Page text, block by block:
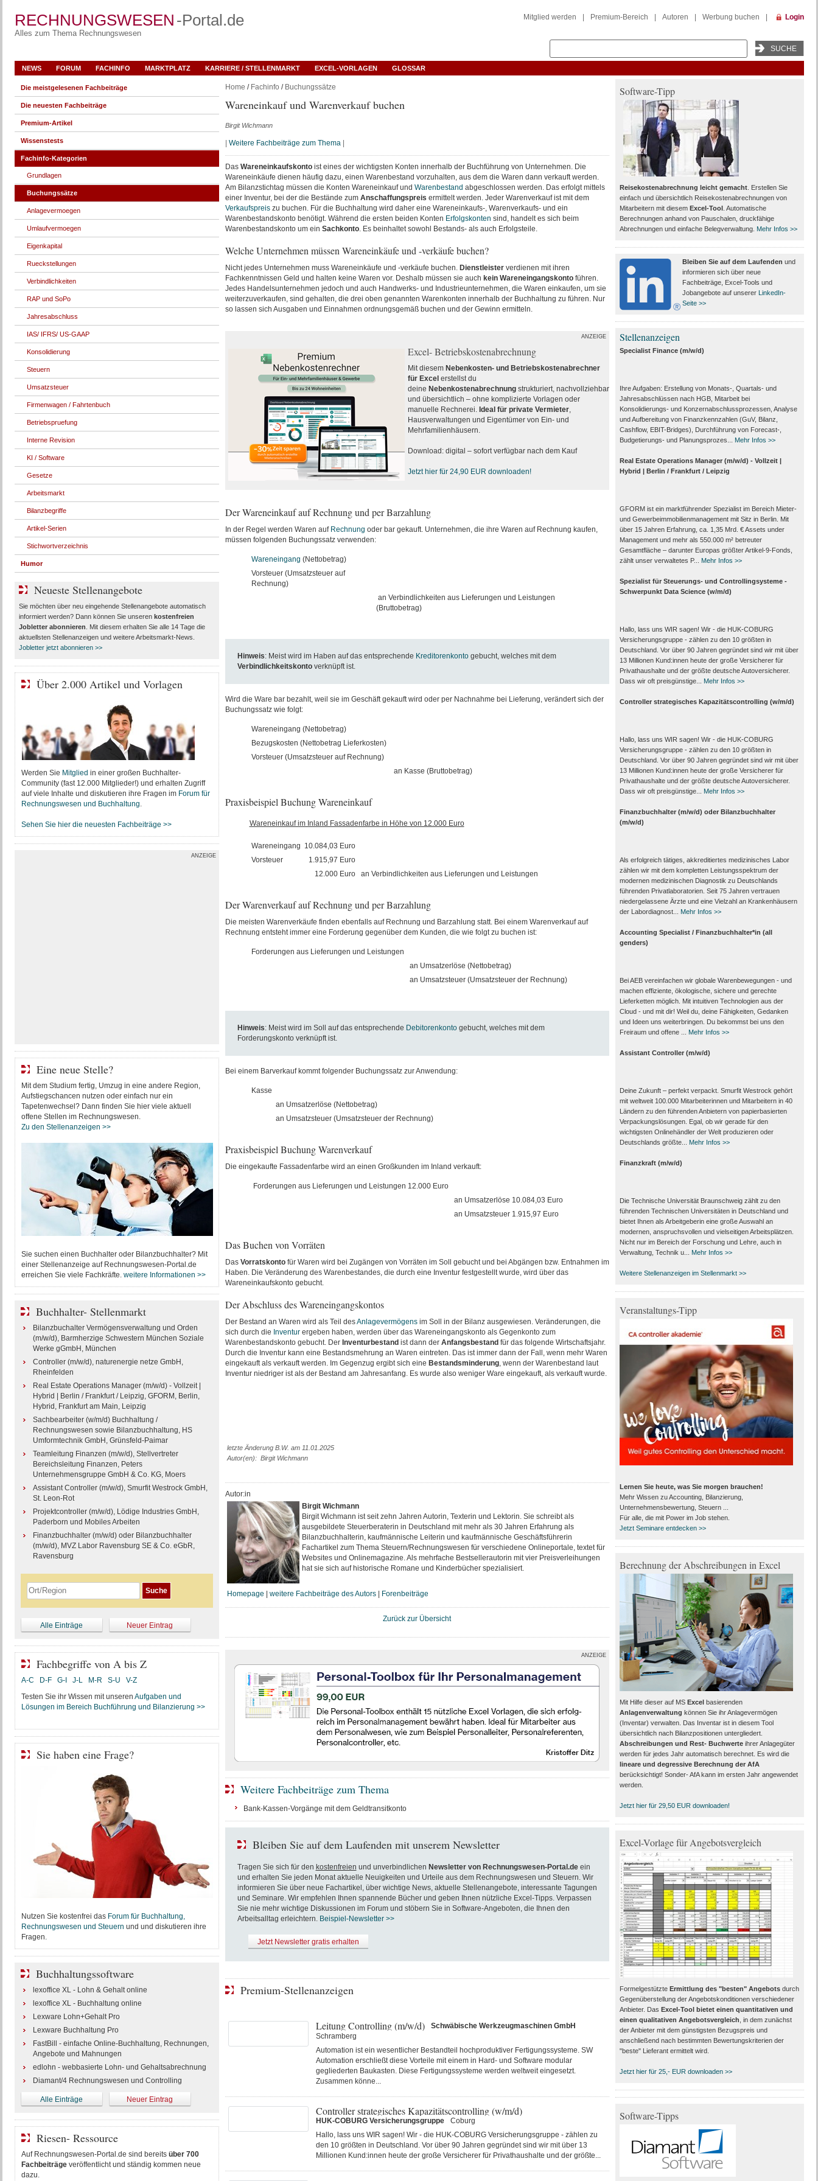
RECHNUNGSWESEN -Portal.de
Alles zum Thema Rechnungswesen
Mitglied werden Premium-Bereich Autoren Werbung buchen Login
NEWS FORUM FACHINFO MARKTPLATZ KARRIERE / STELLENMARKT EXCEL-VORLAGEN GLOSSAR
Home / Fachinfo / Buchungssätze
Wareneinkauf und Warenverkauf buchen
Birgit Wichmann
Weitere Fachbeiträge zum Thema
Das Wareneinkaufskontoist eines der wichtigsten Konten innerhalb der Buchführung von Unternehmen. Die
Wareneinkäufe dienen häufig dazu, einen Warenbestand vorzuhalten, aus dem die Waren dann verkauft werden.
Am Bilanzstichtag müssen die Konten Wareneinkauf und Warenbestand abgeschlossen werden. Das erfolgt mittels
einer Inventur, bei der die Bestände zum Anschaffungspreis ermittelt werden. Jeder Warenverkauf ist mit dem
Verkaufspreiszu buchen. Für die Buchhaltung wird daher eine Wareneinkaufs-, Warenverkaufs- und ein
Warenbestandskonto benötigt. Während die ersten beiden Konten Erfolgskonten sind, handelt es sich beim
Warenbestandskonto um ein Sachkonto. Es beinhaltet sowohl Bestands- als auch Erfolgsteile.
Welche Unternehmen müssen Wareneinkäufe und -verkäufe buchen?
Nicht jedes Unternehmen muss Wareneinkäufe und -verkäufe buchen. Dienstleisterverdienen mit ihren
Fachkenntnissen Geld und halten keine Waren vor. Deshalb müssen sie auch kein Wareneingangskontoführen.
Jedes Handelsunternehmen jedoch und auch Handwerks- und Industrieunternehmen, die Waren einkaufen, um sie
weiterzuverkaufen, sind gehalten, die drei oben genannten Warenkonten innerhalb der Buchhaltung zu führen. Nur
so lassen sich Ausgaben und Einnahmen ordnungsgemäß buchen und der Gewinn ermitteln.
ANZEIGE
Excel- Betriebskostenabrechnung
Mit diesem Nebenkosten- und Betriebskostenabrechner
für Excel erstellst du
deine Nebenkostenabrechnungstrukturiert, nachvollziehbar
und übersichtlich – ohne komplizierte Vorlagen oder
manuelle Rechnerei. Ideal für private Vermieter,
Hausverwaltungen und Eigentümer von Ein- und
Mehrfamilienhäusern.
Download: digital – sofort verfügbar nach dem Kauf
Jetzt hier für 24,90 EUR downloaden!
Der Wareneinkauf auf Rechnung und per Barzahlung
In der Regel werden Waren auf Rechnung oder bar gekauft. Unternehmen, die ihre Waren auf Rechnung kaufen,
müssen folgenden Buchungssatz verwenden:
Wareneingang (Nettobetrag)
Vorsteuer (Umsatzsteuer auf
Rechnung)
an Verbindlichkeiten aus Lieferungen und Leistungen
(Bruttobetrag)
Hinweis: Meist wird im Haben auf das entsprechende Kreditorenkontogebucht, welches mit dem
Verbindlichkeitskontoverknüpft ist.
Wird die Ware bar bezahlt, weil sie im Geschäft gekauft wird oder per Nachnahme bei Lieferung, verändert sich der
Buchungssatz wie folgt:
Wareneingang (Nettobetrag)
Bezugskosten (Nettobetrag Lieferkosten)
Vorsteuer (Umsatzsteuer auf Rechnung)
an Kasse (Bruttobetrag)
Praxisbeispiel Buchung Wareneinkauf
Wareneinkauf im Inland Fassadenfarbe in Höhe von 12.000 Euro
Wareneingang 10.084,03 Euro
Vorsteuer
1.915,97 Euro
12.000 Euro
an Verbindlichkeiten aus Lieferungen und Leistungen
Der Warenverkauf auf Rechnung und per Barzahlung
Die meisten Warenverkäufe finden ebenfalls auf Rechnung und Barzahlung statt. Bei einem Warenverkauf auf
Rechnung entsteht immer eine Forderung gegenüber dem Kunden, die wie folgt zu buchen ist:
Forderungen aus Lieferungen und Leistungen
an Umsatzerlöse (Nettobetrag)
an Umsatzsteuer (Umsatzsteuer der Rechnung)
Hinweis: Meist wird im Soll auf das entsprechende Debitorenkontogebucht, welches mit dem
Forderungskonto verknüpft ist.
Bei einem Barverkauf kommt folgender Buchungssatz zur Anwendung:
Kasse
an Umsatzerlöse (Nettobetrag)
an Umsatzsteuer (Umsatzsteuer der Rechnung)
Praxisbeispiel Buchung Warenverkauf
Die eingekaufte Fassadenfarbe wird an einen Großkunden im Inland verkauft:
Forderungen aus Lieferungen und Leistungen 12.000 Euro
an Umsatzerlöse 10.084,03 Euro
an Umsatzsteuer 1.915,97 Euro
Das Buchen von Vorräten
Das Vorratskontofür Waren wird bei Zugängen von Vorräten im Soll gebucht und bei Abgängen bzw. Entnahmen im
Haben. Die Veränderung des Warenbestandes, die durch eine Inventur festgestellt wurde, wird über das
Wareneinkaufskonto gebucht.
Der Abschluss des Wareneingangskontos
Der Bestand an Waren wird als Teil desAnlagevermögensim Soll in der Bilanz ausgewiesen. Veränderungen, die
sich durch die Inventurergeben haben, werden über das Wareneingangskonto als Gegenkonto zum
Warenbestandskonto gebucht. Der Inventurbestand ist dann der Anfangsbestand für das folgende Wirtschaftsjahr.
Durch die Inventur kann eine Bestandsmehrung an Waren eintreten. Das ist immer dann der Fall, wenn mehr Waren
eingekauft als verkauft werden. Im Gegenzug ergibt sich eine Bestandsminderung, wenn der Warenbestand laut
Inventur niedriger ist als der Bestand am Jahresanfang. Es wurde also weniger Ware eingekauft, als verkauft wurde.
letzte Änderung B.W. am 11.01.2025
Autor(en): Birgit Wichmann
Autor:in
Birgit Wichmann
Birgit Wichmann ist seit zehn Jahren Autorin, Texterin und Lektorin. Sie schreibt als
ausgebildete Steuerberaterin in Deutschland mit mehr als 30 Jahren Erfahrung als
Bilanzbuchhalterin, kaufmännische Leiterin und kaufmännische Geschäftsführerin
Fachartikel zum Thema Steuern/Rechnungswesen für verschiedene Onlineportale, textet für
Websites und Onlinemagazine. Als mehrfache Bestsellerautorin mit vier Preisverleihungen
hat sie sich auf historische Romane und Kinderbücher spezialisiert.
Homepage weitere Fachbeiträge des Autors| Forenbeiträge
Zurück zur Übersicht
ANZEIGE
Weitere Fachbeiträge zum Thema
Bank-Kassen-Vorgänge mit dem Geldtransitkonto
Bleiben Sie auf dem Laufenden mit unserem Newsletter
Tragen Sie sich für den kostenfreien und unverbindlichen Newsletter von Rechnungswesen-Portal.deein
und erhalten Sie jeden Monat aktuelle Neuigkeiten und Urteile aus dem Rechnungswesen und Steuern. Wir
informieren Sie über neue Fachartikel, über wichtige News, aktuelle Stellenangebote, interessante Tagungen
und Seminare. Wir empfehlen Ihnen spannende Bücher und geben Ihnen nützliche Excel-Tipps. Verpassen
Sie nie mehr wichtige Diskussionen im Forum und stöbern Sie in Software-Angeboten, die Ihnen den
Arbeitsalltag erleichtern. Beispiel-Newsletter >>
Jetzt Newsletter gratis erhalten
Premium-Stellenanzeigen
Leitung Controlling (m/w/d)
Schwäbische Werkzeugmaschinen GmbH
Schramberg
Automation ist ein wesentlicher Bestandteil hochproduktiver Fertigungssysteme. SW
Automation erschließt diese Vorteile mit einem in Hard- und Software modular
gegliederten Baukasten. Diese Fertigungs­systeme werden weltweit eingesetzt.
Zusammen könne...
Controller strategisches Kapazitätscontrolling (w/m/d)
HUK-COBURG Versicherungsgruppe
Coburg
Hallo, lass uns WIR sagen! Wir - die HUK-COBURG Versicherungsgruppe - zählen zu
den 10 größten in Deutschland. Vor über 90 Jahren gegründet sind wir mit über 13
Millionen Kund:innen heute der große Versicherer für Privathaushalte und der größte...
Die meistgelesenen Fachbeiträge
Die neuesten Fachbeiträge
Premium-Artikel
Wissenstests
Fachinfo-Kategorien
Grundlagen
Buchungssätze
Anlagevermoegen
Umlaufvermoegen
Eigenkapital
Rueckstellungen
Verbindlichkeiten
RAP und SoPo
Jahresabschluss
IAS/ IFRS/ US-GAAP
Konsolidierung
Steuern
Umsatzsteuer
Firmenwagen / Fahrtenbuch
Betriebspruefung
Interne Revision
KI / Software
Gesetze
Arbeitsmarkt
Bilanzbegriffe
Artikel-Serien
Stichwortverzeichnis
Humor
Neueste Stellenangebote
Sie möchten über neu eingehende Stellenangebote automatisch
informiert werden? Dann können Sie unseren kostenfreien
Jobletter abonnieren . Mit diesem erhalten Sie alle 14 Tage die
aktuellsten Stellenanzeigen und weitere Arbeitsmarkt-News.
Jobletter jetzt abonnieren >>
Über 2.000 Artikel und Vorlagen
Werden Sie Mitglied in einer großen Buchhalter-
Community (fast 12.000 Mitglieder!) und erhalten Zugriff
auf viele Inhalte und diskutieren ihre Fragen im Forum für
Rechnungswesen und Buchhaltung.
Sehen Sie hier die neuesten Fachbeiträge >>
ANZEIGE
Eine neue Stelle?
Mit dem Studium fertig, Umzug in eine andere Region,
Aufstiegschancen nutzen oder einfach nur ein
Tapetenwechsel? Dann finden Sie hier viele aktuell
offene Stellen im Rechnungswesen.
Zu den Stellenanzeigen >>
Sie suchen einen Buchhalter oder Bilanzbuchhalter? Mit
einer Stellenanzeige auf Rechnungswesen-Portal.de
erreichen Sie viele Fachkräfte. weitere Informationen >>
Buchhalter- Stellenmarkt
Bilanzbuchalter Vermögensverwaltung und Orden
(m/w/d), Barmherzige Schwestern München Soziale
Werke gGmbH, München
Controller (m/w/d), naturenergie netze GmbH,
Rheinfelden
Real Estate Operations Manager (m/w/d) - Vollzeit |
Hybrid | Berlin / Frankfurt / Leipzig, GFORM, Berlin,
Hybrid, Frankfurt am Main, Leipzig
Sachbearbeiter (w/m/d) Buchhaltung /
Rechnungswesen sowie Bilanzbuchhaltung, HS
Umformtechnik GmbH, Grünsfeld-Paimar
Teamleitung Finanzen (m/w/d), Stellvertreter
Bereichsleitung Finanzen, Peters
Unternehmensgruppe GmbH & Co. KG, Moers
Assistant Controller (m/w/d), Smurfit Westrock GmbH,
St. Leon-Rot
Projektcontroller (m/w/d), Lödige Industries GmbH,
Paderborn und Mobiles Arbeiten
Finanzbuchhalter (m/w/d) oder Bilanzbuchhalter
(m/w/d), MVZ Labor Ravensburg SE & Co. eGbR,
Ravensburg
Alle Einträge Neuer Eintrag
Fachbegriffe von A bis Z
A-C D-F G-I J-L M-R S-U
V-Z
Testen Sie ihr Wissen mit unseren Aufgaben und
Lösungen im Bereich Buchführung und Bilanzierung >>
Sie haben eine Frage?
Nutzen Sie kostenfrei das Forum für Buchhaltung,
Rechnungswesen und Steuern und und diskutieren ihre
Fragen.
Buchhaltungssoftware
lexoffice XL - Lohn & Gehalt online
lexoffice XL - Buchhaltung online
Lexware Lohn+Gehalt Pro
Lexware Buchhaltung Pro
FastBill - einfache Online-Buchhaltung, Rechnungen,
Angebote und Mahnungen
edlohn - webbasierte Lohn- und Gehaltsabrechnung
Diamant/4 Rechnungswesen und Controlling
Alle Einträge Neuer Eintrag
Riesen- Ressource
Auf Rechnungswesen-Portal.de sind bereits über 700
Fachbeiträgeveröffentlicht und ständig kommen neue
dazu.
Software-Tipp
Reisekostenabrechnung leicht gemacht. Erstellen Sie
einfach und übersichtlich Reisekostenabrechnungen von
Mitarbeitern mit diesem Excel-Tool. Automatische
Berechnungen anhand von Pauschalen, druckfähige
Abrechnungen und einfache Belegverwaltung. Mehr Infos >>
Bleiben Sie auf dem Laufenden und
informieren sich über neue
Fachbeiträge, Excel-Tools und
Jobangebote auf unserer LinkedIn-
Seite >>
Stellenanzeigen
Specialist Finance (m/w/d)
Ihre Aufgaben: Erstellung von Monats‑, Quartals‑ und
Jahresabschlüssen nach HGB, Mitarbeit bei
Konsolidierungs‑ und Konzernabschlussprozessen, Analyse
und Aufbereitung von Finanzkennzahlen (GuV, Bilanz,
Cashflow, EBIT-Bridges), Durchführung von Forecast‑,
Budgetierungs‑ und Planungsprozes...
Mehr Infos >>
Real Estate Operations Manager (m/w/d) - Vollzeit |
Hybrid | Berlin / Frankfurt / Leipzig
GFORM ist ein marktführender Spezialist im Bereich Mieter-
und Gewerbeimmobilienmanagement mit Sitz in Berlin. Mit
über 15 Jahren Erfahrung, ca. 1,35 Mrd. € Assets under
Management und mehr als 550.000 m² betreuter
Gesamtfläche – darunter Europas größter Artikel-9-Fonds,
zählt unser verwaltetes P...
Mehr Infos >>
Spezialist für Steuerungs- und Controllingsysteme -
Schwerpunkt Data Science (w/m/d)
Hallo, lass uns WIR sagen! Wir - die HUK-COBURG
Versicherungsgruppe - zählen zu den 10 größten in
Deutschland. Vor über 90 Jahren gegründet sind wir mit über
13 Millionen Kund:innen heute der große Versicherer für
Privathaushalte und der größte deutsche Autoversicherer.
Dass wir oft preisgünstige...
Mehr Infos >>
Controller strategisches Kapazitätscontrolling (w/m/d)
Hallo, lass uns WIR sagen! Wir - die HUK-COBURG
Versicherungsgruppe - zählen zu den 10 größten in
Deutschland. Vor über 90 Jahren gegründet sind wir mit über
13 Millionen Kund:innen heute der große Versicherer für
Privathaushalte und der größte deutsche Autoversicherer.
Dass wir oft preisgünstige...
Mehr Infos >>
Finanzbuchhalter (m/w/d) oder Bilanzbuchhalter
(m/w/d)
Als erfolgreich tätiges, akkreditiertes medizinisches Labor
zählen wir mit dem kompletten Leistungs­spektrum der
modernen medizinischen Diagnostik zu Deutschlands
führenden Privat­laboratorien. Seit 75 Jahren vertrauen
nieder­gelassene Ärzte und eine Vielzahl an Kranken­häusern
der Labor­diagnost...
Mehr Infos >>
Accounting Specialist / Finanzbuchhalter*in (all
genders)
Bei AEB vereinfachen wir globale Warenbewegungen - und
machen effiziente, ökologische, sichere und gerechte
Lieferketten möglich. Mit intuitiven Technologien aus der
Cloud - und mit dir! Weil du, deine Fähigkeiten, Gedanken
und Ideen uns weiterbringen. Du bekommst bei uns den
Freiraum und offene ...
Mehr Infos >>
Assistant Controller (m/w/d)
Deine Zukunft – perfekt verpackt. Smurfit Westrock gehört
mit weltweit 100.000 Mitarbeiter­innen und Mitarbeitern in 40
Ländern zu den führenden Anbietern von papier­basierten
Verpackungs­lösungen. Egal, ob wir gerade für den
wichtigsten Onlinehändler der Welt produzieren oder
Deutschlands größte...
Mehr Infos >>
Finanzkraft (m/w/d)
Die Technische Universität Braunschweig zählt zu den
führenden Technischen Universitäten in Deutschland und
bietet Ihnen als Arbeit­geberin eine große Auswahl an
modernen, anspruchsvollen und vielseitigen Arbeits­plätzen.
Nicht nur im Bereich der Forschung und Lehre, auch in
Verwaltung, Technik u...
Mehr Infos >>
Weitere Stellenanzeigen im Stellenmarkt >>
Veranstaltungs-Tipp
Lernen Sie heute, was Sie morgen brauchen!
Mehr Wissen zu Accounting, Bilanzierung,
Unternehmensbewertung, Steuern ...
Für alle, die mit Power im Job stehen.
Jetzt Seminare entdecken >>
Berechnung der Abschreibungen in Excel
Mit Hilfe dieser auf MS Excelbasierenden
Anlagenverwaltung können Sie ihr Anlagevermögen
(Inventar) verwalten. Das Inventar ist in diesem Tool
übersichtlich nach Bilanzpositionen untergliedert.
Abschreibungen und Rest- Buchwerteihrer Anlagegüter
werden für jedes Jahr automatisch berechnet. Es wird die
lineare und degressive Berechnung der AfA
berücksichtigt! Sonder- AfA kann im ersten Jahr angewendet
werden.
Jetzt hier für 29,50 EUR downloaden!
Excel-Vorlage für Angebotsvergleich
Formelgestützte Ermittlung des "besten" Angebotsdurch
Gegenüberstellung der Angebotskonditionen verschiedener
Anbieter. Das Excel-Tool bietet einen quantitativen und
einen qualitativen Angebotsvergleich , in dem zunächst
der Anbieter mit dem günstigsten Bezugspreis und
anschließend nach bestimmten Bewertungskriterien der
"beste" Lieferant ermittelt wird.
Jetzt hier für 25,- EUR downloaden >>
Software-Tipps